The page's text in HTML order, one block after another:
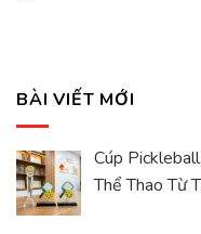
BÀI VIẾT MỚI
Cúp
Thể Thao Từ